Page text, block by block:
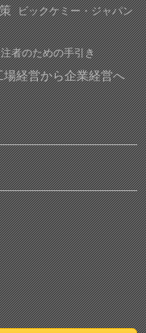
ビックケミー・ジャパン
者のための手引き
場経営から企業経営へ